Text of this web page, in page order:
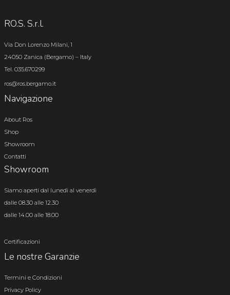
RO.S. S.r.l.
Via Don Lorenzo Milani, 1
24050 Zanica (Bergamo) – Italy
Tel. 035.670299
ros@ros.bergamo.it
Navigazione
About Ros
Shop
Showroom
Contatti
Showroom
Siamo aperti dal lunedì al venerdì
dalle 08.30 alle 12.30
dalle 14.00 alle 18.00
Certificazioni
Le nostre Garanzie
Termini e Condizioni
Privacy Policy